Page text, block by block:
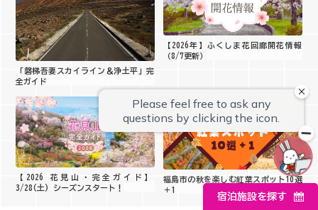
宿泊施設を探す
「磐梯吾妻スカイライン＆浄土平」完
全ガイド
【2026年】ふくしま花回廊開花情報
（8/7更新）
【2026 花見山・完全ガイド】
3/28(土) シーズンスタート！
福島市の秋を楽しむ紅葉スポット10選
＋1